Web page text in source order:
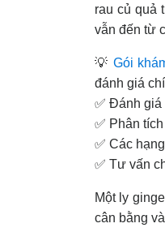
rau củ quả
vẫn đến từ
💡 Gói
đánh giá
✅️ Đánh giá
✅️ Phân
✅️ Các
✅ Tư vấn
Một ly
cân bằng